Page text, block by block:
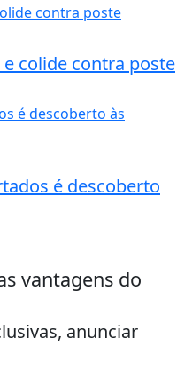
colide contra poste
é descoberto
vantagens do
anunciar